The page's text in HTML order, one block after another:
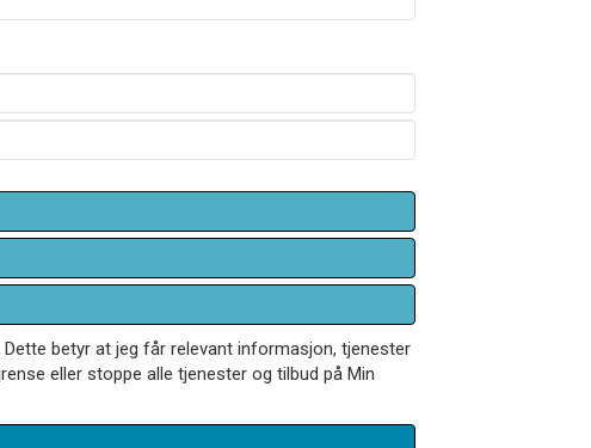
Dette betyr at jeg får relevant informasjon, tjenester
eller stoppe alle tjenester og tilbud på Min